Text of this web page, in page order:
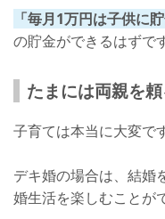
「毎月1万円は子供に貯
の貯金ができるはずです
たまには両親を
子育ては本当に大変です
デキ婚の場合は、結婚
婚生活を楽しむことが